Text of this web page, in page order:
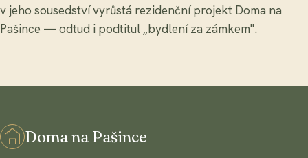
v jeho sousedství vyrůstá rezidenční projekt Doma na
Pašince — odtud i podtitul „bydlení za zámkem".
Doma na Pašince